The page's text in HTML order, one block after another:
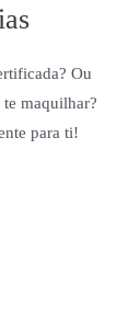
Ou
te maquilhar?
para ti!